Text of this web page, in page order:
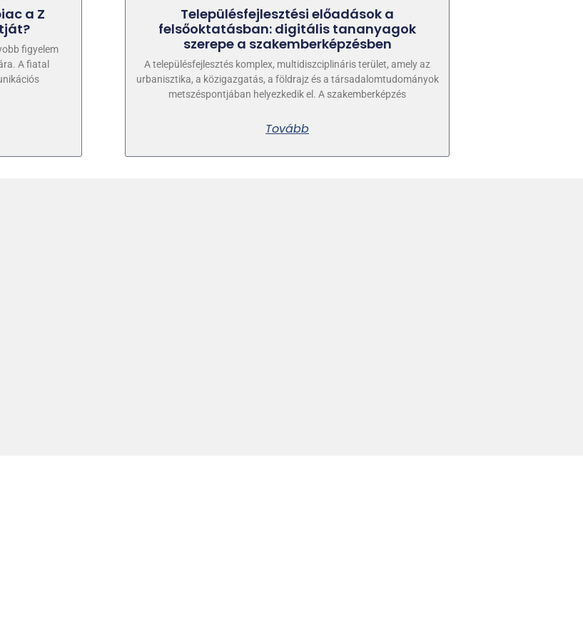
a Z
figyelem
A fiatal
Településfejlesztési előadások a
felsőoktatásban: digitális tananyagok
szerepe a szakemberképzésben
A településfejlesztés komplex, multidiszciplináris terület, amely az
urbanisztika, a közigazgatás, a földrajz és a társadalomtudományok
metszéspontjában helyezkedik el. A szakemberképzés
Tovább